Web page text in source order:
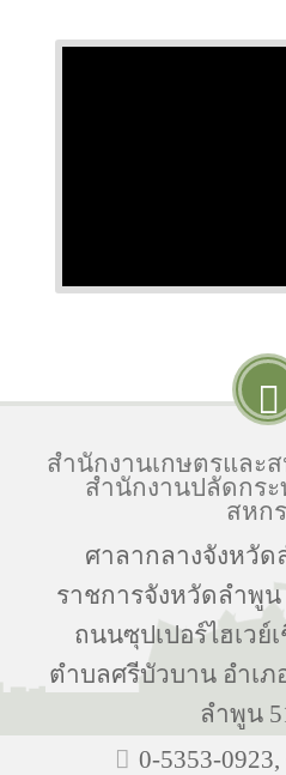
สำนักงานเกษตรและ
สำนักงานปลัดกระ
สหก
ศาลากลางจังหวั
ราชการจังหวัดลำพูน
ถนนซุปเปอร์ไฮเวย์
ตำบลศรีบัวบาน อำเภ
ลำพูน
0-5353-